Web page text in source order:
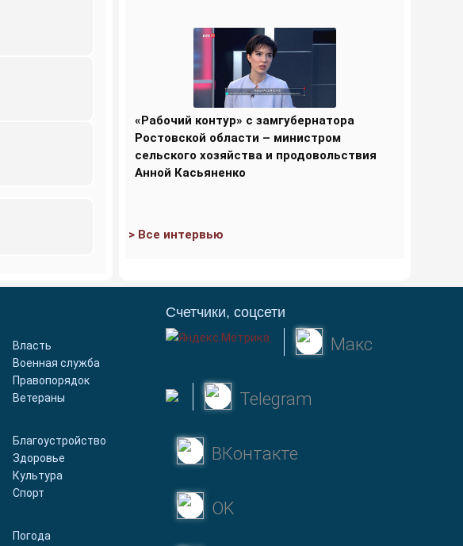
«Рабочий контур» с замгубернатора
Ростовской области – министром
сельского хозяйства и продовольствия
Анной Касьяненко
> Все интервью
Власть
Военная служба
Правопорядок
Ветераны
Благоустройство
Здоровье
Культура
Спорт
Погода
Счетчики, соцсети
Макс
Telegram
ВКонтакте
OK